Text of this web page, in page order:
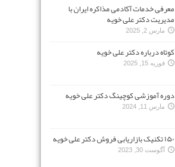
معرفی خدمات آکادمی مذاکره ایران با
مدیریت دکتر علی خویه
مارس 2, 2025
کوتاه درباره دکتر علی خویه
فوریه 15, 2025
دوره آموزشی کوچینگ دکتر علی خویه
مارس 11, 2024
۱۵۰ تکنیک بازاریابی فروش دکتر علی خویه
آگوست 30, 2023